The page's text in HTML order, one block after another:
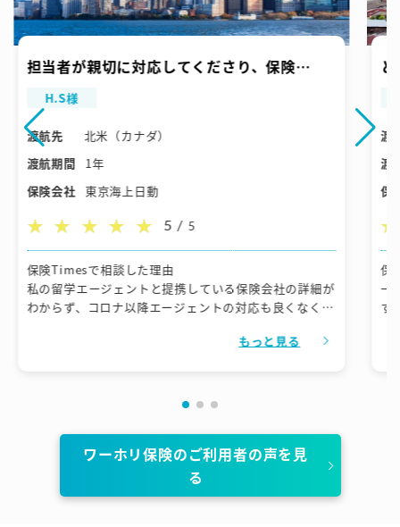
担当者が親切に対応してくださり、保険
Timesにしてよかったです。
H.S様
渡航先
北米（カナダ）
渡航期間
1年
保険会社 東京海上日動
5 / 5
保険Timesで相談した理由
私の留学エージェントと提携している保険会社の詳細が
わからず、コロナ以降エージェントの対応も良くなくな
ィリピンとオーストラリアでこちらの保険会社を利用し
もっと見る
渡
渡
保
保
一
す
ワーホリ保険のご利用者の声を見
る